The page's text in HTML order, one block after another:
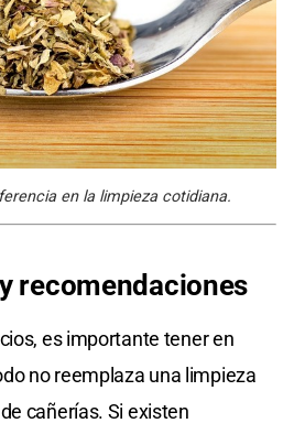
en la limpieza cotidiana.
recomendaciones
es importante tener en
no reemplaza una limpieza
cañerías. Si existen